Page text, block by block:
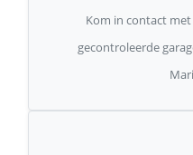
Kom in contact
gecontroleerde